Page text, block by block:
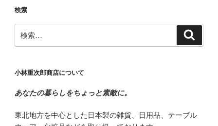
検索
索:
小林重次郎商店について
あなたの暮らしをちょっと素敵に。
東北地方を中心とした日本製の雑貨、日用品、テーブル